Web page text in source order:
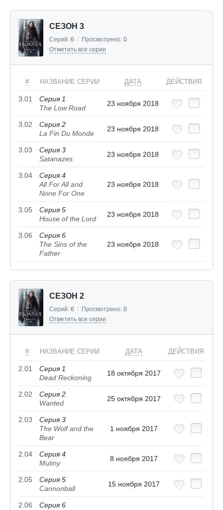
СЕЗОН 3
Серий: 6 / Просмотрено: 0
Отметить все серии
# НАЗВАНИЕ СЕРИИ ДАТА ДЕЙСТВИЯ
3.01
Серия 1
The Low Road
23 ноября 2018
3.02
Серия 2
La Fin Du Monde
23 ноября 2018
3.03
Серия 3
Satanazes
23 ноября 2018
3.04
Серия 4
All For All and
None For One
23 ноября 2018
3.05
Серия 5
House of the Lord
23 ноября 2018
3.06
Серия 6
The Sins of the
Father
23 ноября 2018
СЕЗОН 2
Серий: 6 / Просмотрено: 0
Отметить все серии
# НАЗВАНИЕ СЕРИИ ДАТА ДЕЙСТВИЯ
2.01
Серия 1
Dead Reckoning
18 октября 2017
2.02
Серия 2
Wanted
25 октября 2017
2.03
Серия 3
The Wolf and the
Bear
1 ноября 2017
2.04
Серия 4
Mutiny
8 ноября 2017
2.05
Серия 5
Cannonball
15 ноября 2017
2.06
Серия 6